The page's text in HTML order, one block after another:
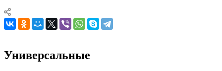
Универсальные